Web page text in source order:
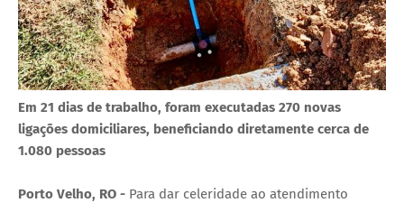
Em 21 dias de trabalho, foram executadas 270 novas
ligações domiciliares, beneficiando diretamente cerca de
1.080 pessoas
Porto Velho, RO - Para dar celeridade ao atendimento